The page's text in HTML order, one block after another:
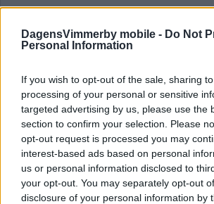
DagensVimmerby mobile - Do Not
Personal Information
If you wish to opt-out of the sale, sharing
processing of your personal or sensitive
targeted advertising by us, please use the
section to confirm your selection. Please
opt-out request is processed you may
interest-based ads based on personal
us or personal information disclosed to
your opt-out. You may separately opt-out
disclosure of your personal information by
En kyrka för framtiden vill
lokala förankringen
POLITIK 17 september 2017 04.00